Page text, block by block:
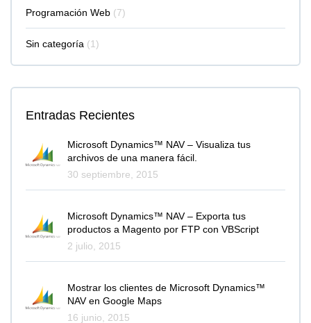
Programación Web (7)
Sin categoría (1)
Entradas Recientes
Microsoft Dynamics™ NAV – Visualiza tus
archivos de una manera fácil.
30 septiembre, 2015
Microsoft Dynamics™ NAV – Exporta tus
productos a Magento por FTP con VBScript
2 julio, 2015
Mostrar los clientes de Microsoft Dynamics™
NAV en Google Maps
16 junio, 2015